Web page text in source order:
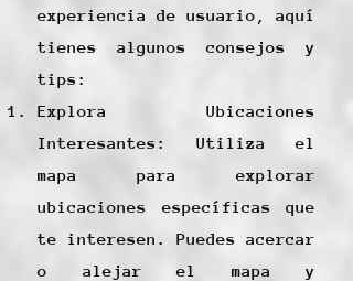
experiencia de usuario, aquí
tienes algunos consejos y
tips:
Explora Ubicaciones
Interesantes: Utiliza el
mapa para explorar
ubicaciones específicas que
te interesen. Puedes acercar
o alejar el mapa y